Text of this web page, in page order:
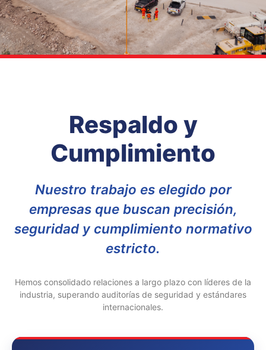
Respaldo y
Cumplimiento
Nuestro trabajo es elegido por
empresas que buscan precisión,
seguridad y cumplimiento normativo
estricto.
Hemos consolidado relaciones a largo plazo con líderes de la
industria, superando auditorías de seguridad y estándares
internacionales.